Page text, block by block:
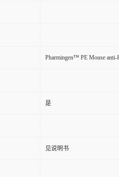
Pharmingen™ PE Mouse
是
见说明书